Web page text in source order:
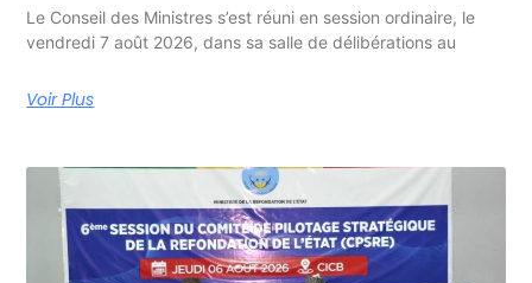
Le Conseil des Ministres s’est réuni en session ordinaire, le
vendredi 7 août 2026, dans sa salle de délibérations au
Voir Plus